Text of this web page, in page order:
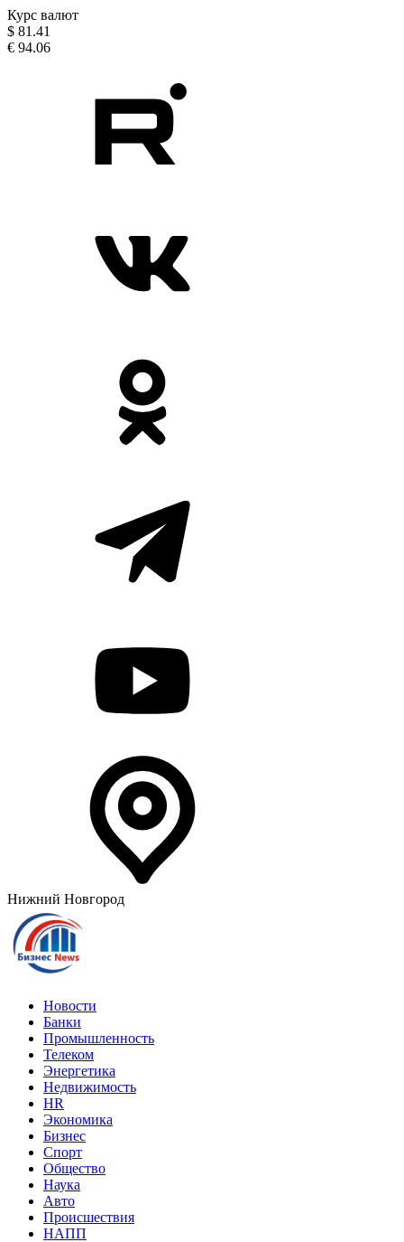
Курс валют
$ 81.41
€ 94.06
Нижний Новгород
Новости
Банки
Промышленность
Телеком
Энергетика
Недвижимость
HR
Экономика
Бизнес
Спорт
Общество
Наука
Авто
Происшествия
НАПП